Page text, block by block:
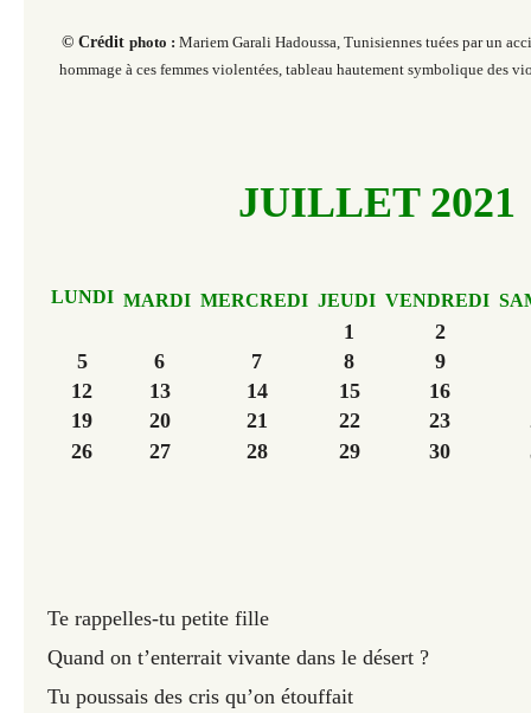
© Crédit photo : Mariem Garali Hadoussa, Tunisiennes tuées par un
hommage à ces femmes violentées, tableau hautement symbolique des
JUILLET 2021
LUNDI MARDI MERCREDI JEUDI VENDREDI
1
2
5
6 7 8 9
12
13 14 15 16
19
20 21 22 23
26
27 28 29 30
Te rappelles-tu petite fille
Quand on t’enterrait vivante dans le désert ?
Tu poussais des cris qu’on étouffait